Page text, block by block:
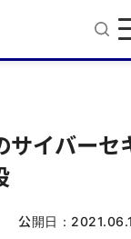
サイバーセ
公開日：